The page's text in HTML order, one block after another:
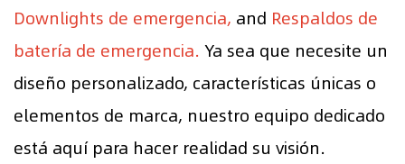
Downlights de emergencia, and Respaldos de
batería de emergencia. Ya sea que necesite un
diseño personalizado, características únicas o
elementos de marca, nuestro equipo dedicado
está aquí para hacer realidad su visión.